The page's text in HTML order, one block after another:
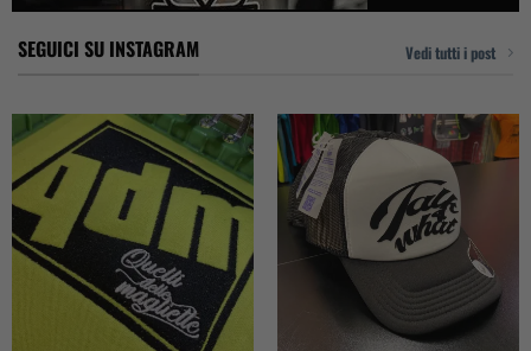
SEGUICI SU INSTAGRAM Vedi tutti i post